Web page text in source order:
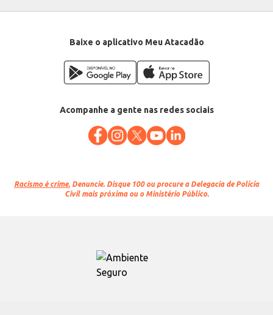
Baixe o aplicativo Meu Atacadão
Acompanhe a gente nas redes sociais
Racismo é crime. Denuncie. Disque 100 ou procure a Delegacia de Polícia
Civil mais próxima ou o Ministério Público.